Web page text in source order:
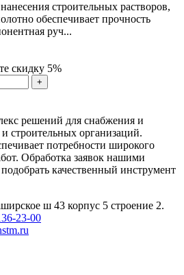
строительных растворов,
обеспечивает прочность
руч...
скидку 5%
+
решений для снабжения и
строительных организаций.
потребности широкого
Обработка заявок нашими
качественный инструмент
ш 43 корпус 5 строение 2.
23-00